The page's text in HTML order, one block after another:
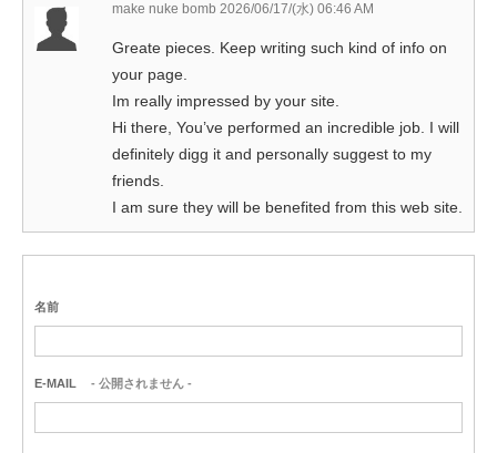
make nuke bomb 2026/06/17/(水) 06:46 AM
Greate pieces. Keep writing such kind of info on
your page.
Im really impressed by your site.
Hi there, You’ve performed an incredible job. I will
definitely digg it and personally suggest to my
friends.
I am sure they will be benefited from this web site.
名前
E-MAIL - 公開されません -